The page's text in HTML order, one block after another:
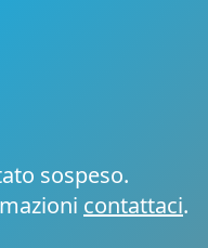
sospeso.
contattaci.